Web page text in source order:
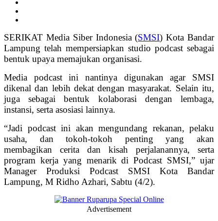
SERIKAT Media Siber Indonesia (SMSI) Kota Bandar
Lampung telah mempersiapkan studio podcast sebagai
bentuk upaya memajukan organisasi.
Media podcast ini nantinya digunakan agar SMSI
dikenal dan lebih dekat dengan masyarakat. Selain itu,
juga sebagai bentuk kolaborasi dengan lembaga,
instansi, serta asosiasi lainnya.
“Jadi podcast ini akan mengundang rekanan, pelaku
usaha, dan tokoh-tokoh penting yang akan
membagikan cerita dan kisah perjalanannya, serta
program kerja yang menarik di Podcast SMSI,” ujar
Manager Produksi Podcast SMSI Kota Bandar
Lampung, M Ridho Azhari, Sabtu (4/2).
Advertisement